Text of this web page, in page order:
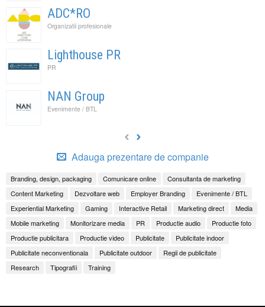
ADC*RO
Organizatii profesionale
Lighthouse PR
PR
NAN Group
Evenimente / BTL
Adauga prezentare de companie
Branding, design, packaging Comunicare online
Consultanta de marketing
Content Marketing
Dezvoltare web Employer Branding
Evenimente / BTL
Experiential Marketing
Gaming Interactive Retail Marketing direct
Media
Mobile marketing
Monitorizare media PR Productie audio
Productie foto
Productie publicitara
Productie video Publicitate
Publicitate indoor
Publicitate neconventionala
Publicitate outdoor
Regii de publicitate
Research
Tipografii Training